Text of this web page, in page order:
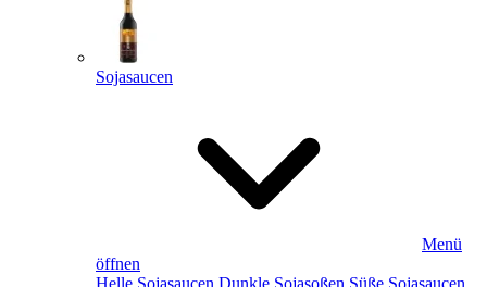
Sojasaucen
Menü
öffnen
Helle Sojasaucen Dunkle Sojasoßen Süße Sojasaucen